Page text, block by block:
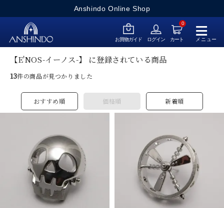
Anshindo Online Shop
≡
メニュー
お買物ガイド ログイン
0
カート
【E'NOS-イーノス-】 に登録されている商品
13件の商品が見つかりました
おすすめ順 価格順 新着順